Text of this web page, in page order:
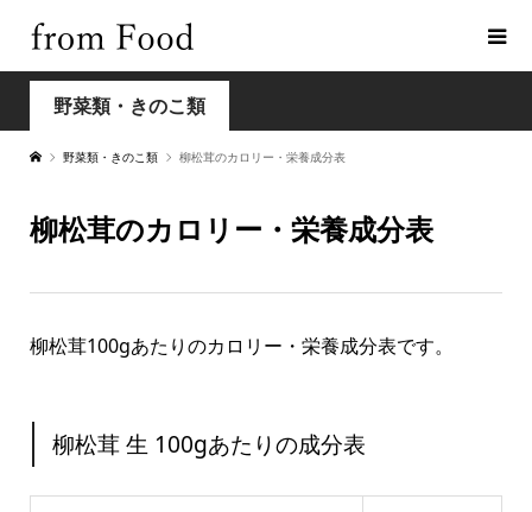
野菜類・きのこ類
野菜類・きのこ類 柳松茸のカロリー・栄養成分表
柳松茸のカロリー・栄養成分表
柳松茸100gあたりのカロリー・栄養成分表です。
柳松茸 生 100gあたりの成分表